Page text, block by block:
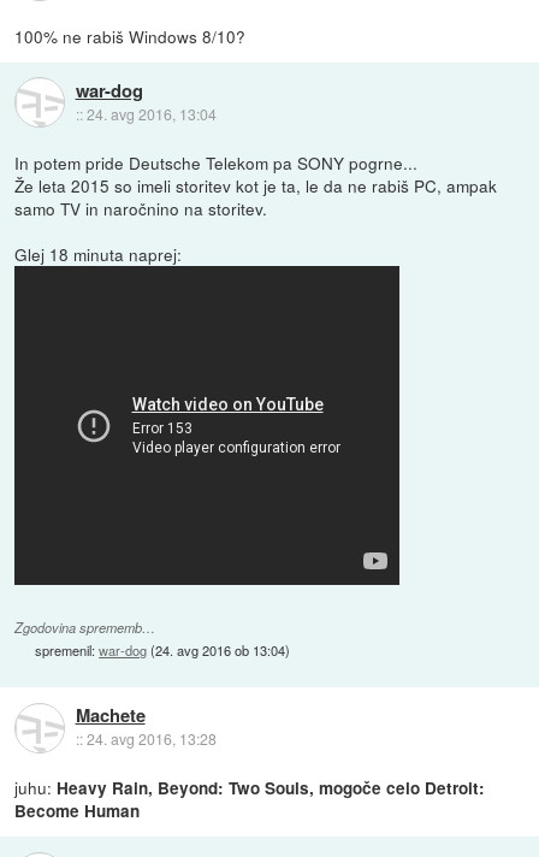
100% ne rabiš Windows 8/10?
war-dog
::24. avg 2016, 13:04
In potem pride Deutsche Telekom pa SONY pogrne...
Že leta 2015 so imeli storitev kot je ta, le da ne rabiš PC, ampak
samo TV in naročnino na storitev.
Glej 18 minuta naprej:
Zgodovina sprememb…
spremenil:war-dog(24. avg 2016 ob 13:04)
Machete
::24. avg 2016, 13:28
juhu: Heavy Rain, Beyond: Two Souls, mogoče celo Detroit:
Become Human